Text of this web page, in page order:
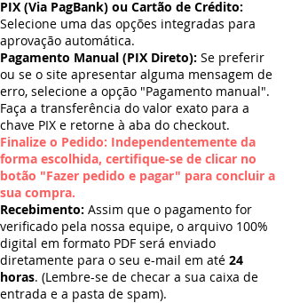
PIX (Via PagBank) ou Cartão de Crédito:
Selecione uma das opções integradas para
aprovação automática.
Pagamento Manual (PIX Direto): Se preferir
ou se o site apresentar alguma mensagem de
erro, selecione a opção "Pagamento manual".
Faça a transferência do valor exato para a
chave PIX e retorne à aba do checkout.
Finalize o Pedido: Independentemente da
forma escolhida, certifique-se de clicar no
botão "Fazer pedido e pagar" para concluir a
sua compra.
Recebimento: Assim que o pagamento for
verificado pela nossa equipe, o arquivo 100%
digital em formato PDF será enviado
diretamente para o seu e-mail em até 24
horas. (Lembre-se de checar a sua caixa de
entrada e a pasta de spam).